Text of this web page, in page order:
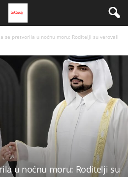
se pretvorila u noćnu moru: Roditelji su verovali
u noćnu moru: Roditelji su